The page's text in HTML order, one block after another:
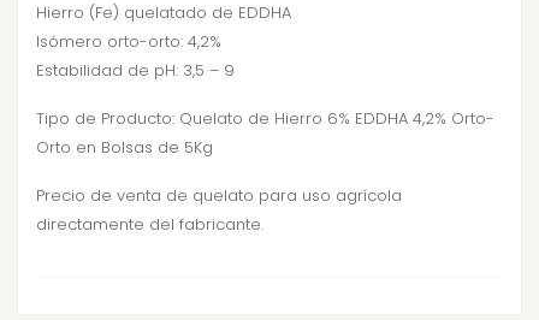
Hierro (Fe) quelatado de EDDHA
Isómero orto-orto: 4,2%
Estabilidad de pH: 3,5 – 9
Tipo de Producto: Quelato de Hierro 6% EDDHA 4,2% Orto-
Orto en Bolsas de 5Kg
Precio de venta de quelato para uso agrícola
directamente del fabricante.